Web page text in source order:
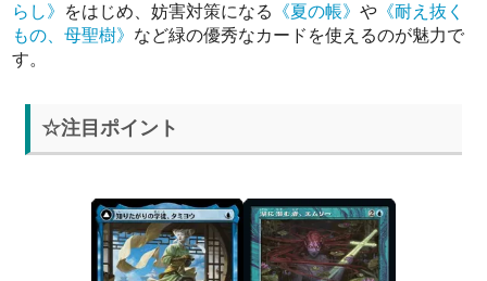
らし》 をはじめ、妨害対策になる 《夏の帳》や 《耐え抜く
もの、母聖樹》 など緑の優秀なカードを使えるのが魅力で
す。
☆注目ポイント